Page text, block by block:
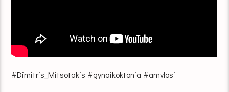
#Dimitris_Mitsotakis #gynaikoktonia #amvlosi